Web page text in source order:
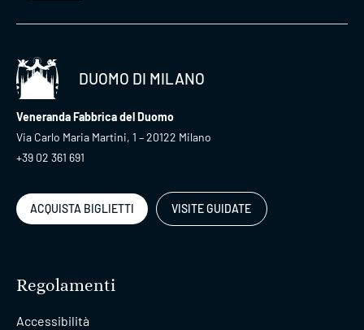
DUOMO DI MILANO
Veneranda Fabbrica del Duomo
Via Carlo Maria Martini, 1 – 20122 Milano
+39 02 361 691
ACQUISTA BIGLIETTI VISITE GUIDATE
Regolamenti
Accessibilità